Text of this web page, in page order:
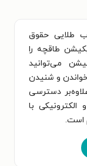
طلایی حقوق
طاقچه را
می‌توانید
و شنیدن
دسترسی
با
است.